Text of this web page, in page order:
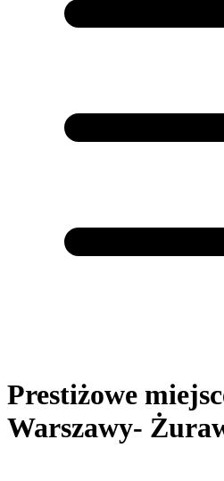
Prestiżowe
Warszawy-